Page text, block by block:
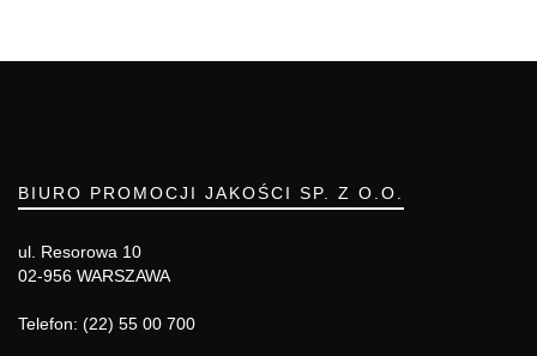
BIURO PROMOCJI JAKOŚCI SP. Z O.O.
ul. Resorowa 10
02-956 WARSZAWA
Telefon: (22) 55 00 700